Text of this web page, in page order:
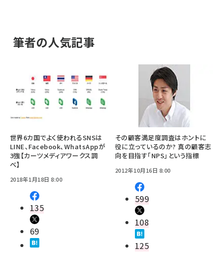
筆者の人気記事
世界6カ国でよく使われるSNSは
LINE、Facebook、WhatsAppが
3強【カーツメディアワークス調
べ】
2018年1月18日 8:00
135
69
その顧客満足度調査はホントに
役に立っているのか? 真の顧客志
向を目指す「NPS」という指標
2012年10月16日 8:00
599
108
125